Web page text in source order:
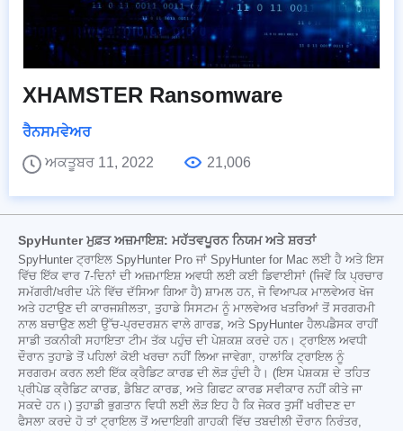
XHAMSTER Ransomware
ਰੈਨਸਮਵੇਅਰ
ਅਕਤੂਬਰ 11, 2022
21,006
SpyHunter ਮੁਫ਼ਤ ਅਜ਼ਮਾਇਸ਼: ਮਹੱਤਵਪੂਰਨ ਨਿਯਮ ਅਤੇ ਸ਼ਰਤਾਂ
SpyHunter ਟ੍ਰਾਇਲ SpyHunter Pro ਜਾਂ SpyHunter for Mac ਲਈ ਹੈ ਅਤੇ ਇਸ
ਵਿੱਚ ਇੱਕ ਵਾਰ 7-ਦਿਨਾਂ ਦੀ ਅਜ਼ਮਾਇਸ਼ ਅਵਧੀ ਲਈ ਕਈ ਡਿਵਾਈਸਾਂ (ਜਿਵੇਂ ਕਿ ਪ੍ਰਚਾਰ
ਸਮੱਗਰੀ/ਖਰੀਦ ਪੰਨੇ ਵਿੱਚ ਦੱਸਿਆ ਗਿਆ ਹੈ) ਸ਼ਾਮਲ ਹਨ, ਜੋ ਵਿਆਪਕ ਮਾਲਵੇਅਰ ਖੋਜ
ਅਤੇ ਹਟਾਉਣ ਦੀ ਕਾਰਜਸ਼ੀਲਤਾ, ਤੁਹਾਡੇ ਸਿਸਟਮ ਨੂੰ ਮਾਲਵੇਅਰ ਖਤਰਿਆਂ ਤੋਂ ਸਰਗਰਮੀ
ਨਾਲ ਬਚਾਉਣ ਲਈ ਉੱਚ-ਪ੍ਰਦਰਸ਼ਨ ਵਾਲੇ ਗਾਰਡ, ਅਤੇ SpyHunter ਹੈਲਪਡੈਸਕ ਰਾਹੀਂ
ਸਾਡੀ ਤਕਨੀਕੀ ਸਹਾਇਤਾ ਟੀਮ ਤੱਕ ਪਹੁੰਚ ਦੀ ਪੇਸ਼ਕਸ਼ ਕਰਦੇ ਹਨ। ਟ੍ਰਾਇਲ ਅਵਧੀ
ਦੌਰਾਨ ਤੁਹਾਡੇ ਤੋਂ ਪਹਿਲਾਂ ਕੋਈ ਖਰਚਾ ਨਹੀਂ ਲਿਆ ਜਾਵੇਗਾ, ਹਾਲਾਂਕਿ ਟ੍ਰਾਇਲ ਨੂੰ
ਸਰਗਰਮ ਕਰਨ ਲਈ ਇੱਕ ਕ੍ਰੈਡਿਟ ਕਾਰਡ ਦੀ ਲੋੜ ਹੁੰਦੀ ਹੈ। (ਇਸ ਪੇਸ਼ਕਸ਼ ਦੇ ਤਹਿਤ
ਪ੍ਰੀਪੇਡ ਕ੍ਰੈਡਿਟ ਕਾਰਡ, ਡੈਬਿਟ ਕਾਰਡ, ਅਤੇ ਗਿਫਟ ਕਾਰਡ ਸਵੀਕਾਰ ਨਹੀਂ ਕੀਤੇ ਜਾ
ਸਕਦੇ ਹਨ।) ਤੁਹਾਡੀ ਭੁਗਤਾਨ ਵਿਧੀ ਲਈ ਲੋੜ ਇਹ ਹੈ ਕਿ ਜੇਕਰ ਤੁਸੀਂ ਖਰੀਦਣ ਦਾ
ਫੈਸਲਾ ਕਰਦੇ ਹੋ ਤਾਂ ਟ੍ਰਾਇਲ ਤੋਂ ਅਦਾਇਗੀ ਗਾਹਕੀ ਵਿੱਚ ਤਬਦੀਲੀ ਦੌਰਾਨ ਨਿਰੰਤਰ,